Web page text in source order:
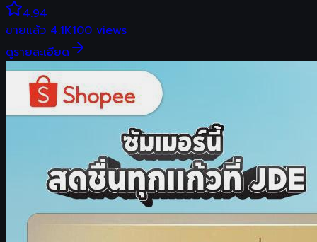
4.94
ขายแล้ว4.1K100views
ดูรายละเอียด